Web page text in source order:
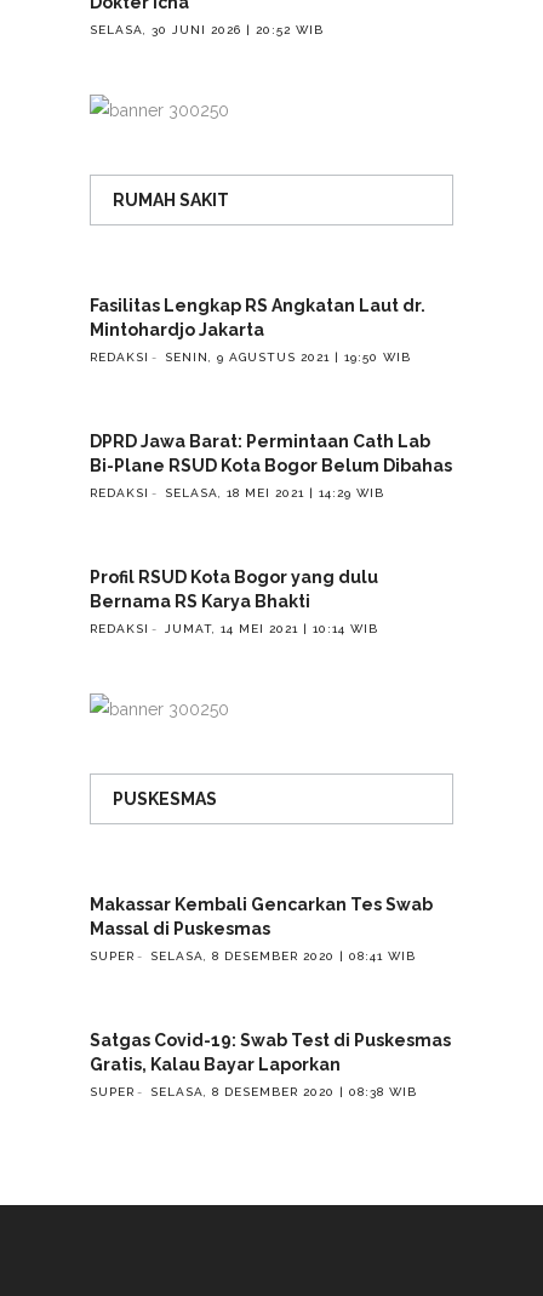
SELASA, 30 JUNI 2026 | 20:52 WIB
RUMAH SAKIT
Fasilitas Lengkap RS Angkatan Laut dr.
Mintohardjo Jakarta
REDAKSI SENIN, 9 AGUSTUS 2021 | 19:50 WIB
DPRD Jawa Barat: Permintaan Cath Lab
Bi-Plane RSUD Kota Bogor Belum Dibahas
REDAKSI SELASA, 18 MEI 2021 | 14:29 WIB
Profil RSUD Kota Bogor yang dulu
Bernama RS Karya Bhakti
REDAKSI JUMAT, 14 MEI 2021 | 10:14 WIB
PUSKESMAS
Makassar Kembali Gencarkan Tes Swab
Massal di Puskesmas
SUPER SELASA, 8 DESEMBER 2020 | 08:41 WIB
Satgas Covid-19: Swab Test di Puskesmas
Gratis, Kalau Bayar Laporkan
SUPER SELASA, 8 DESEMBER 2020 | 08:38 WIB